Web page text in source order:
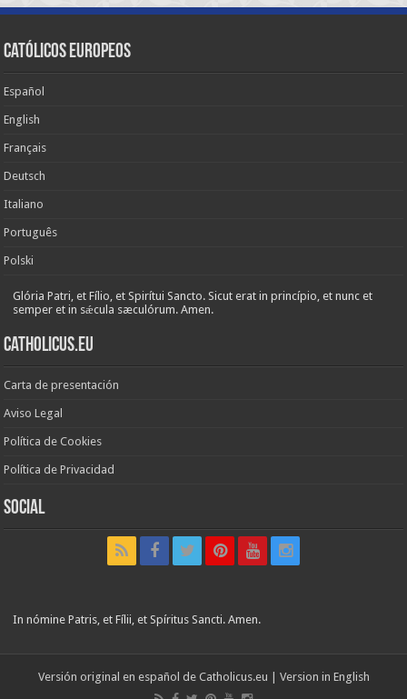
Católicos Europeos
Español
English
Français
Deutsch
Italiano
Português
Polski
Glória Patri, et Fílio, et Spirítui Sancto. Sicut erat in princípio, et nunc et
semper et in sǽcula sæculórum. Amen.
Catholicus.eu
Carta de presentación
Aviso Legal
Política de Cookies
Política de Privacidad
Social
In nómine Patris, et Fílii, et Spíritus Sancti. Amen.
Versión original en español de Catholicus.eu | Version in English